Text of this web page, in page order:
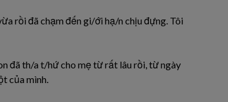
rồi đã chạm đến gi/ới hạ/n chịu đựng. Tôi
đã th/a t/hứ cho mẹ từ rất lâu rồi, từ ngày
của mình.